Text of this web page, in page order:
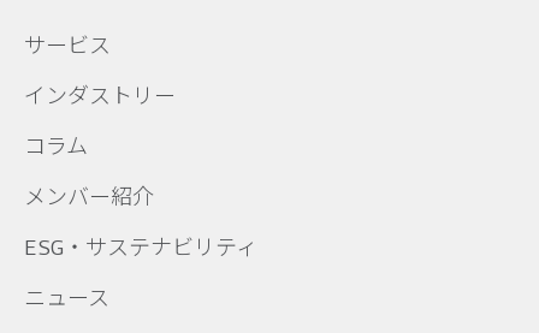
サービス
インダストリー
コラム
メンバー紹介
ESG・サステナビリティ
ニュース